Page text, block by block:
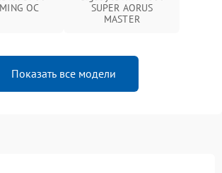
OC
SUPER AORUS
MASTER
Показать все модели